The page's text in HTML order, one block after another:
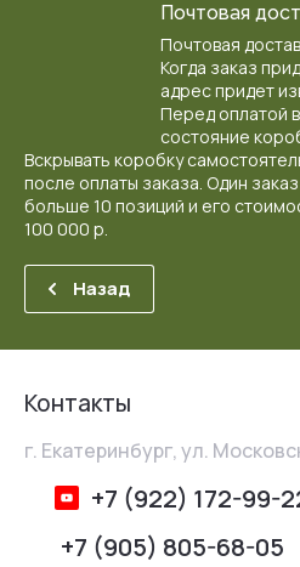
Почтовая
Почтовая
Когда заказ
адрес придет
Перед оплатой
состояние
Вскрывать коробку
после оплаты заказа. Один
больше 10 позиций и его
100 000 р.
Назад
Контакты
г. Екатеринбург, ул.
+7 (922) 172-99-
+7 (905) 805-68-05